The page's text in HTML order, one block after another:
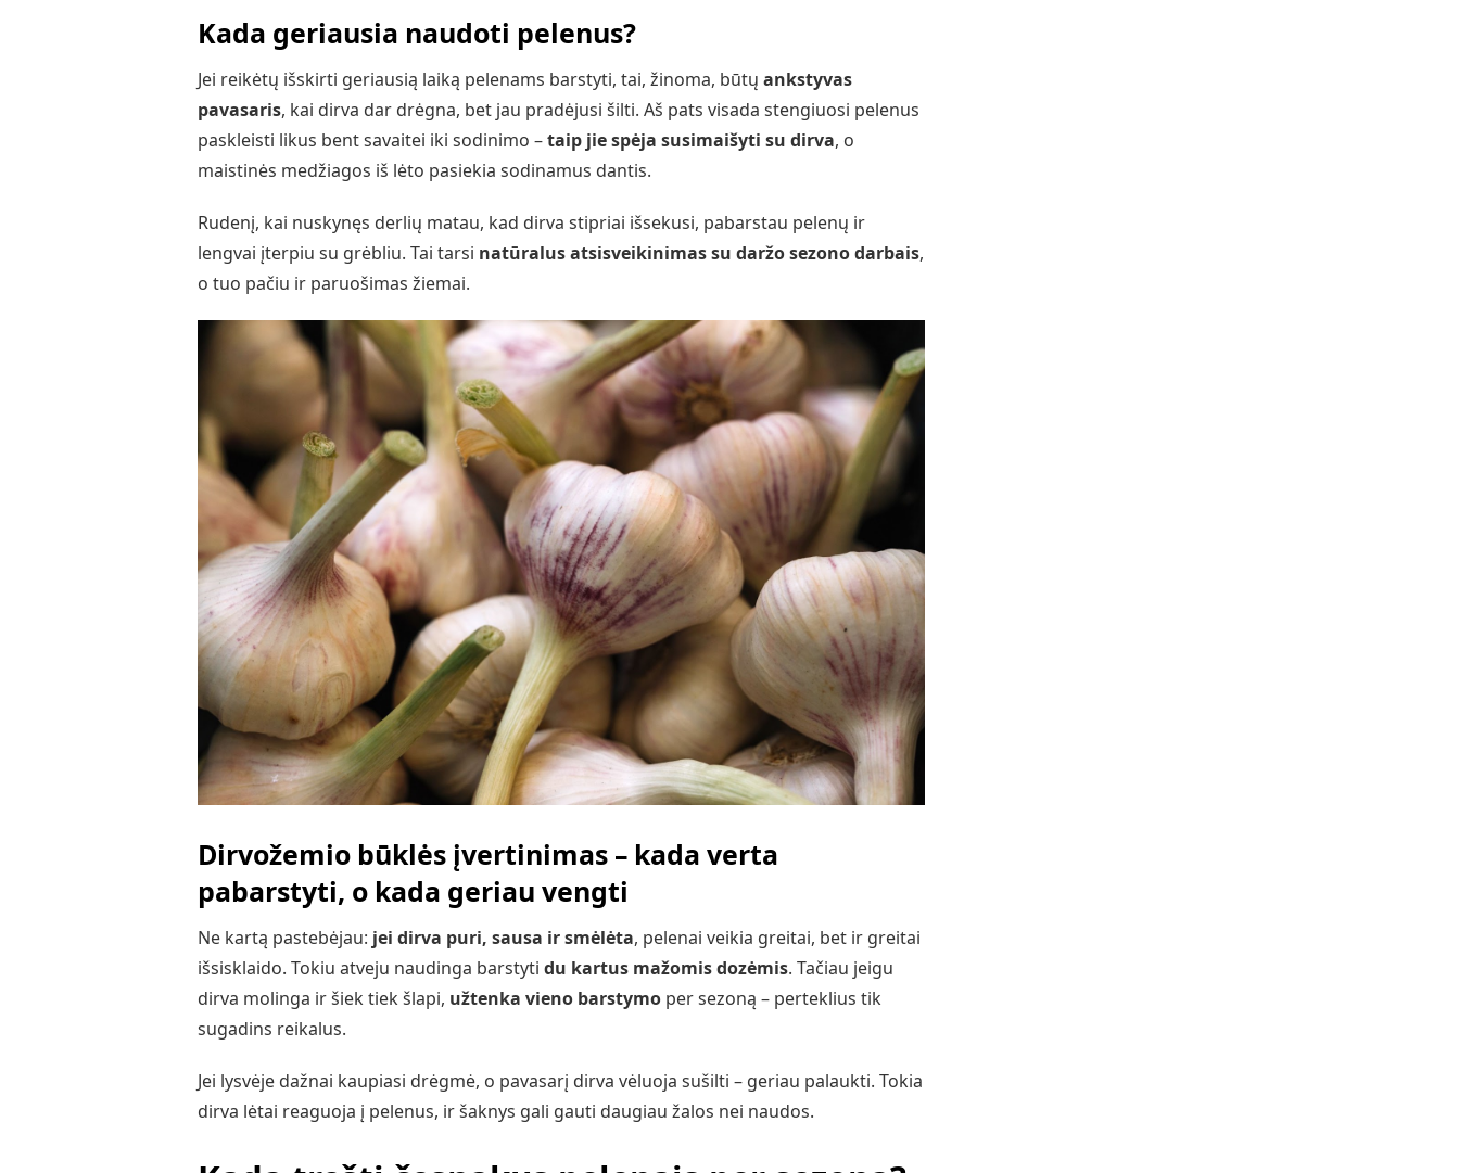
Kada geriausia naudoti pelenus?
Jei reikėtų išskirti geriausią laiką pelenams barstyti, tai, žinoma, būtų ankstyvas
pavasaris, kai dirva dar drėgna, bet jau pradėjusi šilti. Aš pats visada stengiuosi pelenus
paskleisti likus bent savaitei iki sodinimo –taip jie spėja susimaišyti su dirva, o
maistinės medžiagos iš lėto pasiekia sodinamus dantis.
Rudenį, kai nuskynęs derlių matau, kad dirva stipriai išsekusi, pabarstau pelenų ir
lengvai įterpiu su grėbliu. Tai tarsi natūralus atsisveikinimas su daržo sezono darbais,
o tuo pačiu ir paruošimas žiemai.
Dirvožemio būklės įvertinimas – kada verta
pabarstyti, o kada geriau vengti
Ne kartą pastebėjau: jei dirva puri, sausa ir smėlėta, pelenai veikia greitai, bet ir greitai
išsisklaido. Tokiu atveju naudinga barstyti du kartus mažomis dozėmis. Tačiau jeigu
dirva molinga ir šiek tiek šlapi, užtenka vieno barstymo per sezoną – perteklius tik
sugadins reikalus.
Jei lysvėje dažnai kaupiasi drėgmė, o pavasarį dirva vėluoja sušilti – geriau palaukti. Tokia
dirva lėtai reaguoja į pelenus, ir šaknys gali gauti daugiau žalos nei naudos.